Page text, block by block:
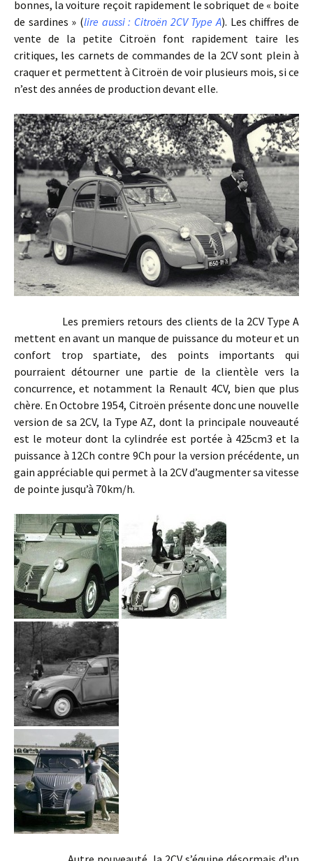
bonnes, la voiture reçoit rapidement le sobriquet de « boite
de sardines » (lire aussi : Citroën 2CV Type A). Les chiffres de
vente de la petite Citroën font rapidement taire les
critiques, les carnets de commandes de la 2CV sont plein à
craquer et permettent à Citroën de voir plusieurs mois, si ce
n’est des années de production devant elle.
Les premiers retours des clients de la 2CV Type A
mettent en avant un manque de puissance du moteur et un
confort trop spartiate, des points importants qui
pourraient détourner une partie de la clientèle vers la
concurrence, et notamment la Renault 4CV, bien que plus
chère. En Octobre 1954, Citroën présente donc une nouvelle
version de sa 2CV, la Type AZ, dont la principale nouveauté
est le moteur dont la cylindrée est portée à 425cm3 et la
puissance à 12Ch contre 9Ch pour la version précédente, un
gain appréciable qui permet à la 2CV d’augmenter sa vitesse
de pointe jusqu’à 70km/h.